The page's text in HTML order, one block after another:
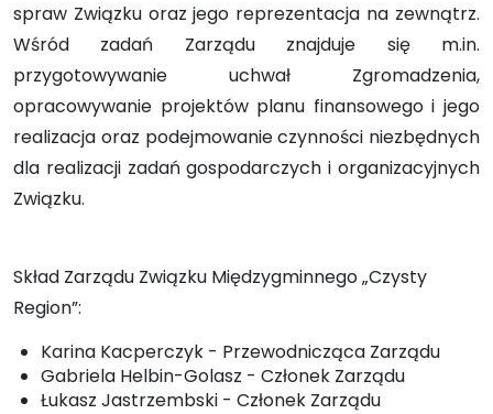
spraw Związku oraz jego reprezentacja na zewnątrz.
Wśród zadań Zarządu znajduje się m.in.
przygotowywanie uchwał Zgromadzenia,
opracowywanie projektów planu finansowego i jego
realizacja oraz podejmowanie czynności niezbędnych
dla realizacji zadań gospodarczych i organizacyjnych
Związku.
Skład Zarządu Związku Międzygminnego „Czysty
Region”:
Karina Kacperczyk - Przewodnicząca Zarządu
Gabriela Helbin-Golasz - Członek Zarządu
Łukasz Jastrzembski - Członek Zarządu